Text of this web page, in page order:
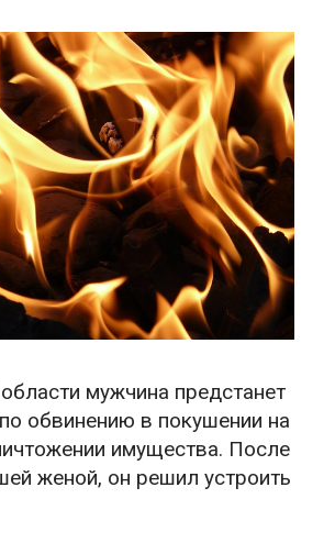
мужчина предстанет
обвинению в покушении на
имущества. После
женой, он решил устроить